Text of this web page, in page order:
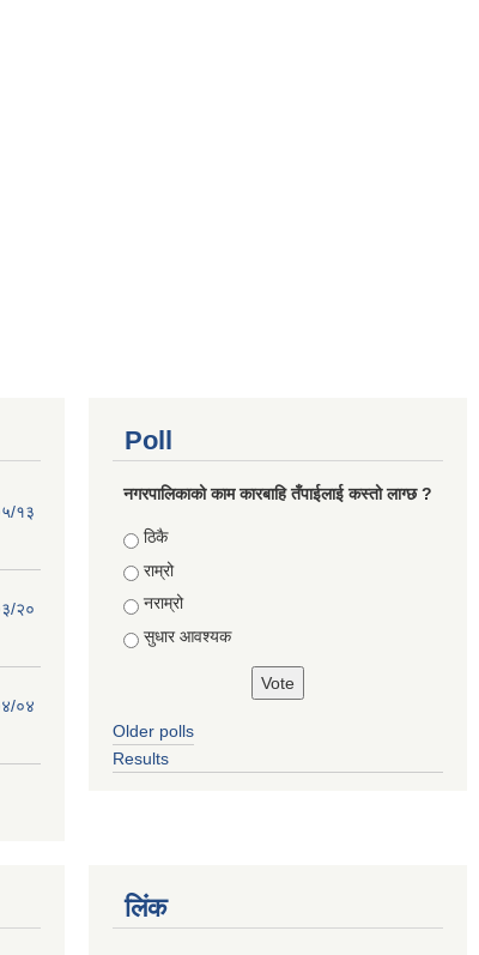
१३
२०
०४
Poll
नगरपालिकाको काम कारबाहि तँपाईलाई कस्तो लाग्छ ?
Choices
ठिकै
राम्रो
नराम्रो
सुधार आवश्यक
Older polls
Results
लिंक